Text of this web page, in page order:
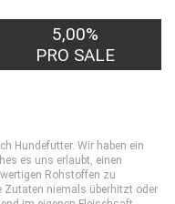
5,00%
PRO SALE
Hundefutter. Wir haben ein
es uns erlaubt, einen
Rohstoffen zu
Zutaten niemals überhitzt oder